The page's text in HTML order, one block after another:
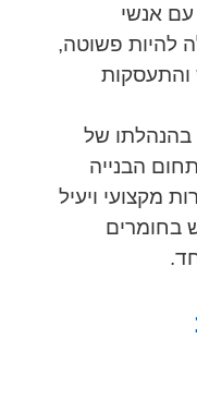
אנשי
להיות פשוטה,
והתעסקות
בהנהלתו של
הבנייה
מקצועי ויעיל
בחומרים